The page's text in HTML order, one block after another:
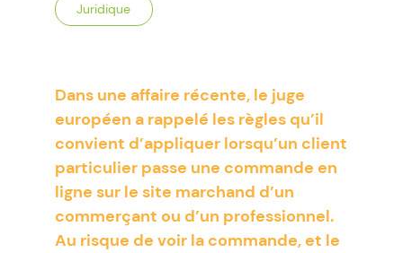
Juridique
Dans une affaire récente, le juge
européen a rappelé les règles qu’il
convient d’appliquer lorsqu’un client
particulier passe une commande en
ligne sur le site marchand d’un
commerçant ou d’un professionnel.
Au risque de voir la commande, et le